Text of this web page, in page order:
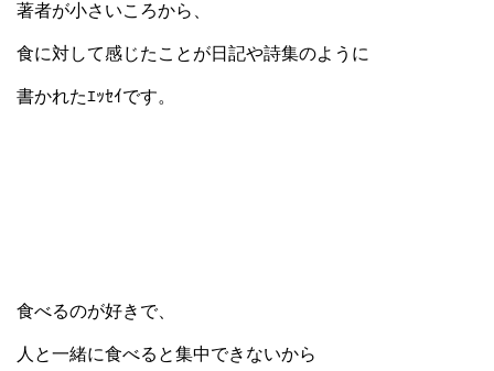
著者が小さいころから、
食に対して感じたことが日記や詩集のように
書かれたｴｯｾｲです。
食べるのが好きで、
人と一緒に食べると集中できないから